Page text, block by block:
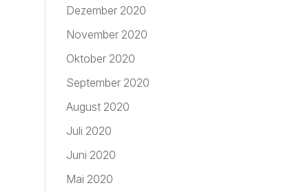
Dezember 2020
November 2020
Oktober 2020
September 2020
August 2020
Juli 2020
Juni 2020
Mai 2020